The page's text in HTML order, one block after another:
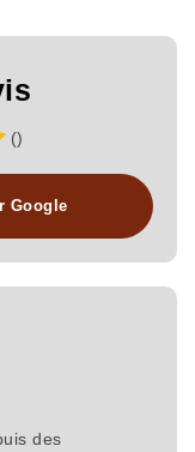
()
Google
des